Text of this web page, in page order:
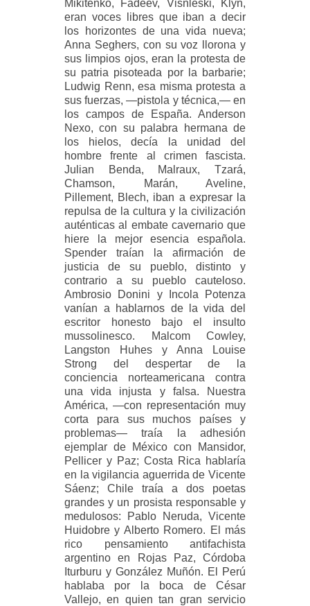
Mikitenko, Fadeev, Visnleski, Klyn,
eran voces libres que iban a decir
los horizontes de una vida nueva;
Anna Seghers, con su voz llorona y
sus limpios ojos, eran la protesta de
su patria pisoteada por la barbarie;
Ludwig Renn, esa misma protesta a
sus fuerzas, —pistola y técnica,— en
los campos de España. Anderson
Nexo, con su palabra hermana de
los hielos, decía la unidad del
hombre frente al crimen fascista.
Julian Benda, Malraux, Tzará,
Chamson, Marán, Aveline,
Pillement, Blech, iban a expresar la
repulsa de la cultura y la civilización
auténticas al embate cavernario que
hiere la mejor esencia española.
Spender traían la afirmación de
justicia de su pueblo, distinto y
contrario a su pueblo cauteloso.
Ambrosio Donini y Incola Potenza
vanían a hablarnos de la vida del
escritor honesto bajo el insulto
mussolinesco. Malcom Cowley,
Langston Huhes y Anna Louise
Strong del despertar de la
conciencia norteamericana contra
una vida injusta y falsa. Nuestra
América, —con representación muy
corta para sus muchos países y
problemas— traía la adhesión
ejemplar de México con Mansidor,
Pellicer y Paz; Costa Rica hablaría
en la vigilancia aguerrida de Vicente
Sáenz; Chile traía a dos poetas
grandes y un prosista responsable y
medulosos: Pablo Neruda, Vicente
Huidobre y Alberto Romero. El más
rico pensamiento antifachista
argentino en Rojas Paz, Córdoba
Iturburu y González Muñón. El Perú
hablaba por la boca de César
Vallejo, en quien tan gran servicio